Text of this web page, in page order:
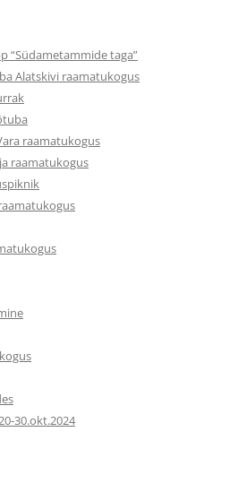
“Südametammide taga”
Alatskivi raamatukogus
raamatukogus
raamatukogus
30.okt.2024